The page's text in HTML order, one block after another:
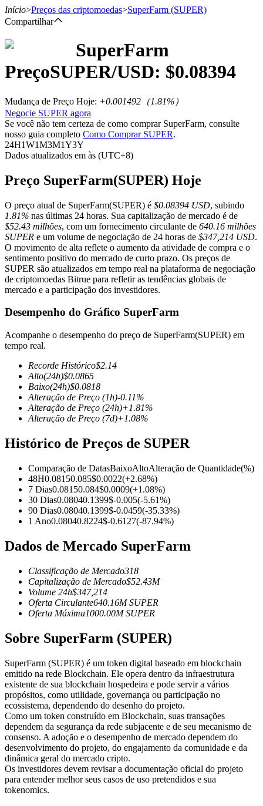
Futuros de USDT
Futuros COIN-M
Futuros de criptomoeda
TradFi
Derivativos de ações, câmbio, metais preciosos e commodities
Futuros de USDC
Futuros usando USDC como garantia
Copiar Trading
Junte-se aos principais traders
Início>Preços das criptomoedas>SuperFarm (SUPER)
Compartilhar
SuperFarm
PreçoSUPER/USD: $0.08394
Mudança de Preço Hoje: +0.001492 （1.81%）
Negocie SUPER agora
Se você não tem certeza de como comprar SuperFarm, consulte
nosso guia completo Como Comprar SUPER.
24H1W1M3M1Y3Y
Dados atualizados em às (UTC+8)
Preço SuperFarm(SUPER) Hoje
O preço atual de SuperFarm(SUPER) é $0.08394 USD, subindo
1.81% nas últimas 24 horas. Sua capitalização de mercado é de
$52.43 milhões, com um fornecimento circulante de 640.16 milhões
SUPER e um volume de negociação de 24 horas de $347,214 USD.
O movimento de alta reflete o aumento da atividade de compra e o
sentimento positivo do mercado de curto prazo. Os preços de
SUPER são atualizados em tempo real na plataforma de negociação
de criptomoedas Bitrue para refletir as tendências globais de
mercado e a participação dos investidores.
Desempenho do Gráfico SuperFarm
Acompanhe o desempenho do preço de SuperFarm(SUPER) em
tempo real.
Recorde Histórico$2.14
Alto(24h)$0.0865
Baixo(24h)$0.0818
Alteração de Preço (1h)-0.11%
Alteração de Preço (24h)+1.81%
Alteração de Preço (7d)+1.08%
Histórico de Preços de SUPER
Comparação de DatasBaixoAltoAlteração de Quantidade(%)
48H0.08150.085$0.0022(+2.68%)
7 Dias0.08150.084$0.0009(+1.08%)
30 Dias0.08040.1399$-0.005(-5.61%)
90 Dias0.08040.1399$-0.0459(-35.33%)
1 Ano0.08040.8224$-0.6127(-87.94%)
Dados de Mercado SuperFarm
Classificação de Mercado318
Capitalização de Mercado$52.43M
Volume 24h$347,214
Oferta Circulante640.16M SUPER
Oferta Máxima1000.00M SUPER
Sobre SuperFarm (SUPER)
SuperFarm (SUPER) é um token digital baseado em blockchain
emitido na rede Blockchain. Ele opera dentro da infraestrutura
existente de sua blockchain hospedeira e pode servir a vários
propósitos, como utilidade, governança ou participação no
ecossistema, dependendo do desenho do projeto.
Como um token construído em Blockchain, suas transações
dependem da segurança da rede subjacente e de seu mecanismo de
consenso. A adoção e o desempenho de mercado dependem do
desenvolvimento do projeto, do engajamento da comunidade e da
dinâmica geral do mercado cripto.
Os investidores devem revisar a documentação oficial do projeto
para entender melhor seus casos de uso pretendidos e sua
tokenomics.